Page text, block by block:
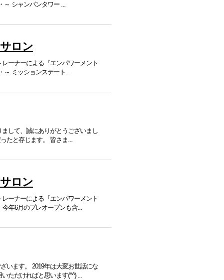
～ シャンパンタワー ...
ロン
ーナーによる『エンパワーメント
～ ミッションステート...
して、誠にありがとうございまし
たと存じます。 皆さま...
ロン
ーナーによる『エンパワーメント
年6月のプレオープンも含...
います。 2019年は大変お世話にな
ただければと思います(^^) ...